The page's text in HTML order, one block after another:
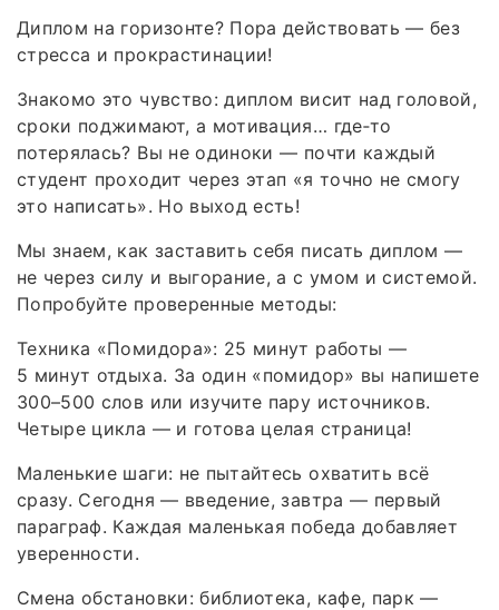
Диплом на горизонте? Пора действовать — без
стресса и прокрастинации!
Знакомо это чувство: диплом висит над головой,
сроки поджимают, а мотивация… где‑то
потерялась? Вы не одиноки — почти каждый
студент проходит через этап «я точно не смогу
это написать». Но выход есть!
Мы знаем, как заставить себя писать диплом —
не через силу и выгорание, а с умом и системой.
Попробуйте проверенные методы:
Техника «Помидора»: 25 минут работы —
5 минут отдыха. За один «помидор» вы напишете
300–500 слов или изучите пару источников.
Четыре цикла — и готова целая страница!
Маленькие шаги: не пытайтесь охватить всё
сразу. Сегодня — введение, завтра — первый
параграф. Каждая маленькая победа добавляет
уверенности.
Смена обстановки: библиотека, кафе, парк —